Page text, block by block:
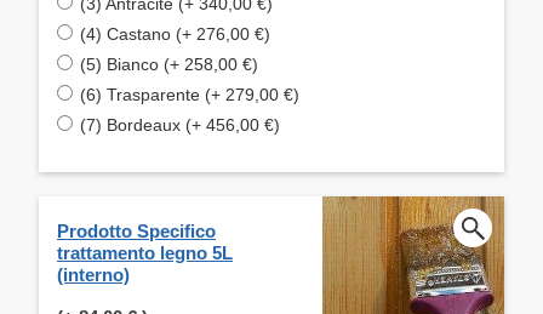
(4) Castano (+ 276,00 €)
(5) Bianco (+ 258,00 €)
(6) Trasparente (+ 279,00 €)
(7) Bordeaux (+ 456,00 €)
Prodotto Specifico
trattamento legno 5L
(interno)